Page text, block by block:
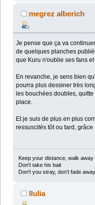
megrez alberich
Je pense que ça va
de quelques planches
que Kuru n'oublie ses fans
En revanche, je sens bien
pourra plus dessiner très
les bouchées doubles,
place.
Et je suis de plus en plus
ressuscités tôt ou tard,
Keep your distance, walk away
Don't take his bait
Don't you stray, don't fade away
Ilulia